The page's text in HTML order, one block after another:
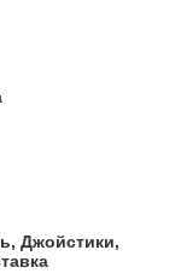
Джойстики,